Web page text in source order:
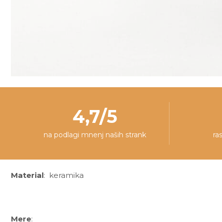
4,7/5
na podlagi mnenj naših strank
Material: keramika
Mere: